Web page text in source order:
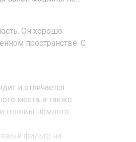
Он хорошо
пространстве. С
и отличается
места, а также
головы немного
фильтр на